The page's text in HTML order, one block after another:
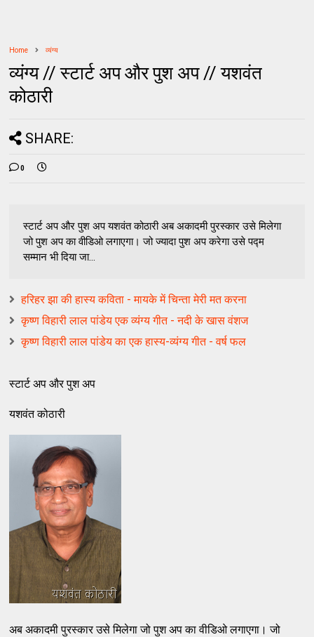
Home व्यंग्य
व्यंग्य // स्टार्ट अप और पुश अप // यशवंत
कोठारी
SHARE:
0
स्टार्ट अप और पुश अप यशवंत कोठारी अब अकादमी पुरस्कार उसे मिलेगा
जो पुश अप का वीडिओ लगाएगा। जो ज्यादा पुश अप करेगा उसे पद्म
सम्मान भी दिया जा...
हरिहर झा की हास्य कविता - मायके में चिन्ता मेरी मत करना
कृष्‍ण विहारी लाल पांडेय एक व्यंग्य गीत - नदी के खास वंशज
कृष्‍ण विहारी लाल पांडेय का एक हास्य-व्यंग्य गीत - वर्ष फल
स्टार्ट अप और पुश अप
यशवंत कोठारी
अब अकादमी पुरस्कार उसे मिलेगा जो पुश अप का वीडिओ लगाएगा। जो